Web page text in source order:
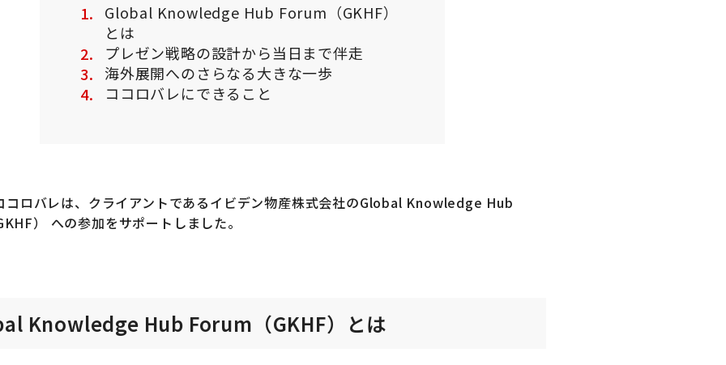
Global Knowledge Hub Forum（GKHF）
とは
プレゼン戦略の設計から当日まで伴走
海外展開へのさらなる大きな一歩
ココロバレにできること
コロバレは、クライアントであるイビデン物産株式会社のGlobal Knowledge Hub
） への参加をサポートしました。
Knowledge Hub Forum（GKHF）とは